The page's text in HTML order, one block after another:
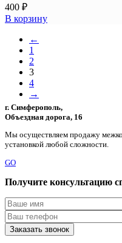
400 ₽
В корзину
←
1
2
3
4
→
г. Симферополь,
Объездная дорога, 16
Мы осуществляем продажу
установкой любой сложности.
GO
Получите консультацию